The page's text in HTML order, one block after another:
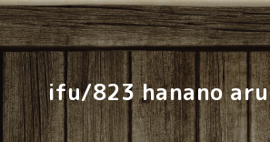
ifu/823 hanano